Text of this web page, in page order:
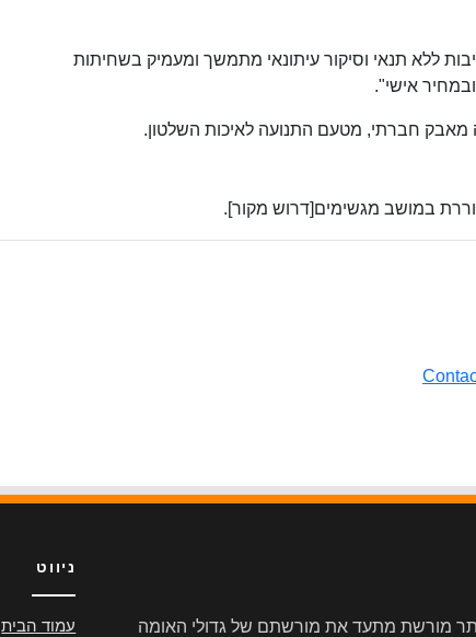
ללא תנאי וסיקור עיתונאי מתמשך ומעמיק בשחיתות
אישי".
במושב מגשימים[דרוש מקור].
מורשת מתעד את מורשתם של גדולי האומה
ניווט
עמוד הבית